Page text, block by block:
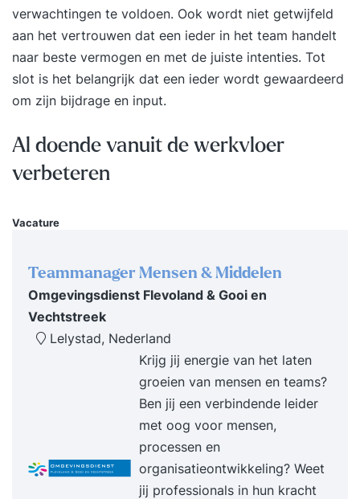
professionele begeleiders. Wat hen en het
internationale netwerk verbindt, is het
gedachtegoed van Susannah Temple dat de
effectiviteit van gedrag helpt vergroten. Dit
vanuit het geloof dat ieder mens het in zich heeft
effectieve relaties, teams en organisaties zijn te
bouwen. De professionals scherpen binnen het
netwerk hun vakmanschap aan gericht op het
organisaties. Daarbij wordt gebruik gemaakt van
Transactionele Analyse, Positieve psychologie,
Emotionele en Sociale intelligentie,
Groepsdynamica, Deep Democracy en Serious
gaming. Functional Fluency Nederland biedt
Met een eenmalige investering van € 2.475,00
stap je in het netwerk. Wat je er voor terugkrijgt
is een onboardingprogramma. Dit programma
bestaat uit: Een tweedaags
kennismakingsprogramma met Functional
Fluency, Fluent Leadership en een aantal
impactvolle interventies die binnen de aan De
verwachtingen te voldoen. Ook wordt niet getwijfeld
aan het vertrouwen dat een ieder in het team handelt
naar beste vermogen en met de juiste intenties. Tot
slot is het belangrijk dat een ieder wordt gewaardeerd
om zijn bijdrage en input.
Al doende vanuit de werkvloer
verbeteren
Vacature
Teammanager Mensen & Middelen
Omgevingsdienst Flevoland & Gooi en
Vechtstreek
Lelystad, Nederland
Krijg jij energie van het laten
groeien van mensen en teams?
Ben jij een verbindende leider
met oog voor mensen,
processen en
organisatieontwikkeling? Weet
jij professionals in hun kracht